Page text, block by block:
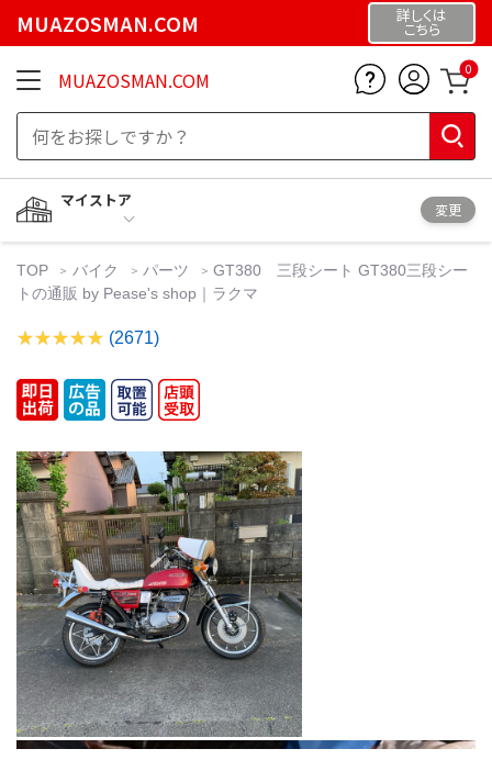
MUAZOSMAN.COM 詳しくは
こちら
MUAZOSMAN.COM 0
マイストア
変更
TOP バイク パーツ
GT380 三段シート GT380三段シー
トの通販 by Pease's shop｜ラクマ
(2671)